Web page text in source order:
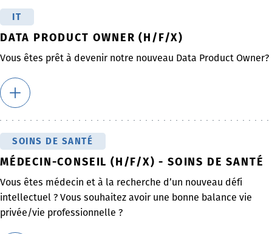
IT
DATA PRODUCT OWNER (H/F/X)
Vous êtes prêt à devenir notre nouveau Data Product Owner?
SOINS DE SANTÉ
MÉDECIN-CONSEIL (H/F/X) - SOINS DE SANTÉ
Vous êtes médecin et à la recherche d’un nouveau défi
intellectuel ? Vous souhaitez avoir une bonne balance vie
privée/vie professionnelle ?